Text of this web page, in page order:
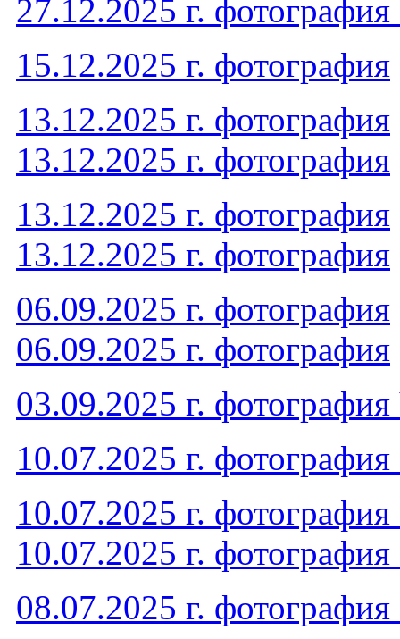
27.12.2025 г.
15.12.2025 г. фотография
13.12.2025 г. фотография
13.12.2025 г. фотография
13.12.2025 г. фотография
13.12.2025 г. фотография
06.09.2025 г. фотография
06.09.2025 г. фотография
03.09.2025 г.
10.07.2025 г.
10.07.2025 г.
10.07.2025 г.
08.07.2025 г.